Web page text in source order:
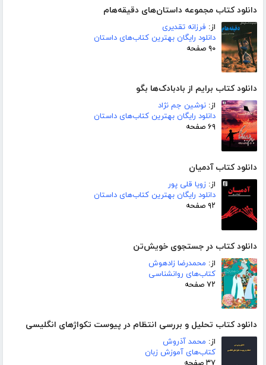
دانلود کتاب مجموعه داستان‌های دقیقه‌هام
از: فرزانه تقدیری
دانلود رایگان بهترین کتاب‌های داستان
۹۰ صفحه
دانلود کتاب برایم از بادبادک‌ها بگو
از: نوشین جم نژاد
دانلود رایگان بهترین کتاب‌های داستان
۶۹ صفحه
دانلود کتاب آدمیان
از: زویا قلی پور
دانلود رایگان بهترین کتاب‌های داستان
۹۲ صفحه
دانلود کتاب در جستجوی خویش‌تن
از: محمدرضا زادهوش
کتاب‌های روانشناسی
۷۲ صفحه
دانلود کتاب تحلیل و بررسی انتظام در پیوست تکواژهای انگلیسی
از: محمد آذروش
کتاب‌های آموزش زبان